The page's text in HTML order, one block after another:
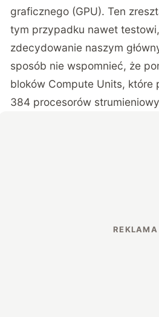
graficznego (GPU). Ten
tym przypadku nawet
zdecydowanie naszym
sposób nie wspomnieć, że
bloków Compute Units, które
384 procesorów